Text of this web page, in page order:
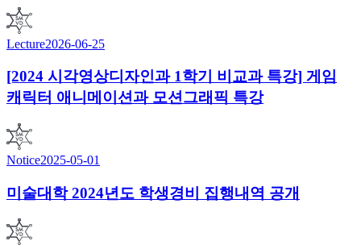
Lecture2026-06-25
[2024 시각영상디자인과 1학기 비교과 특강] 게임
캐릭터 애니메이션과 모션그래픽 특강
Notice2025-05-01
미술대학 2024년도 학생경비 집행내역 공개